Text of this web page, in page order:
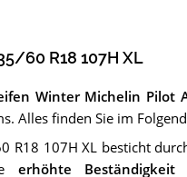
60 R18 107H XL
Winter Michelin Pilot
Alles finden Sie im
R18 107H XL besticht
erhöhte Beständigkeit